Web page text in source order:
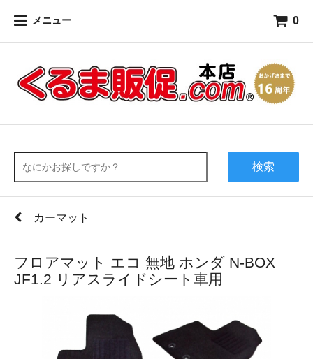
メニュー 0
検索
カーマット
フロアマット エコ 無地 ホンダ N-BOX
JF1.2 リアスライドシート車用